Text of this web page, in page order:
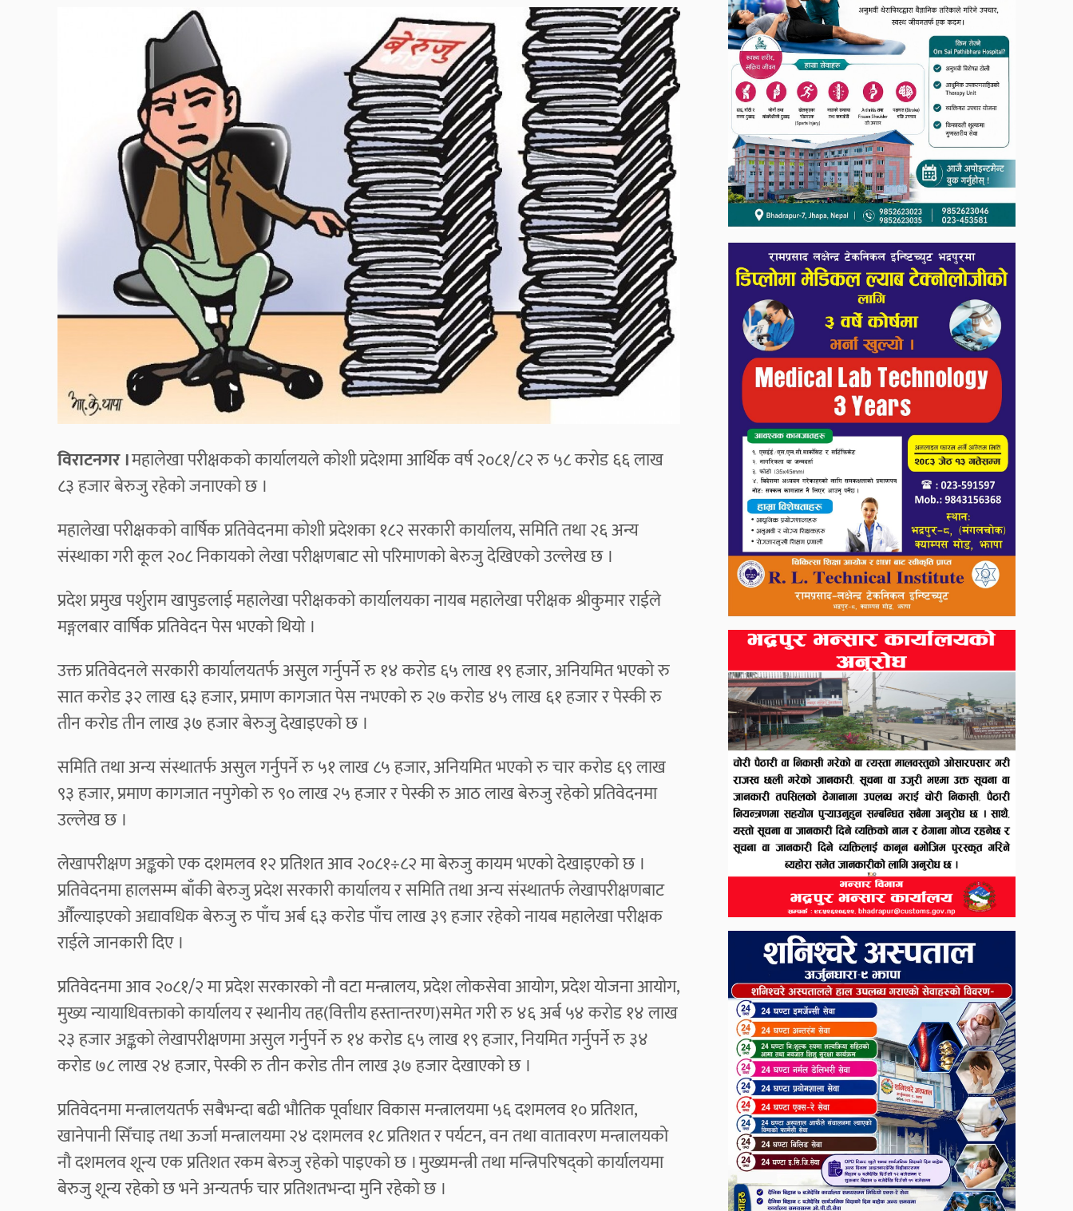
विराटनगर ।महालेखा परीक्षकको कार्यालयले कोशी प्रदेशमा आर्थिक वर्ष २०८१/८२ रु ५८ करोड ६६ लाख
८३ हजार बेरुजु रहेको जनाएको छ ।
महालेखा परीक्षकको वार्षिक प्रतिवेदनमा कोशी प्रदेशका १८२ सरकारी कार्यालय, समिति तथा २६ अन्य
संस्थाका गरी कूल २०८ निकायको लेखा परीक्षणबाट सो परिमाणको बेरुजु देखिएको उल्लेख छ ।
प्रदेश प्रमुख पर्शुराम खापुङलाई महालेखा परीक्षकको कार्यालयका नायब महालेखा परीक्षक श्रीकुमार राईले
मङ्गलबार वार्षिक प्रतिवेदन पेस भएको थियो ।
उक्त प्रतिवेदनले सरकारी कार्यालयतर्फ असुल गर्नुपर्ने रु १४ करोड ६५ लाख १९ हजार, अनियमित भएको रु
सात करोड ३२ लाख ६३ हजार, प्रमाण कागजात पेस नभएको रु २७ करोड ४५ लाख ६१ हजार र पेस्की रु
तीन करोड तीन लाख ३७ हजार बेरुजु देखाइएको छ ।
समिति तथा अन्य संस्थातर्फ असुल गर्नुपर्ने रु ५१ लाख ८५ हजार, अनियमित भएको रु चार करोड ६९ लाख
९३ हजार, प्रमाण कागजात नपुगेको रु ९० लाख २५ हजार र पेस्की रु आठ लाख बेरुजु रहेको प्रतिवेदनमा
उल्लेख छ ।
लेखापरीक्षण अङ्कको एक दशमलव १२ प्रतिशत आव २०८१÷८२ मा बेरुजु कायम भएको देखाइएको छ ।
प्रतिवेदनमा हालसम्म बाँकी बेरुजु प्रदेश सरकारी कार्यालय र समिति तथा अन्य संस्थातर्फ लेखापरीक्षणबाट
औँल्याइएको अद्यावधिक बेरुजु रु पाँच अर्ब ६३ करोड पाँच लाख ३९ हजार रहेको नायब महालेखा परीक्षक
राईले जानकारी दिए ।
प्रतिवेदनमा आव २०८१/२ मा प्रदेश सरकारको नौ वटा मन्त्रालय, प्रदेश लोकसेवा आयोग, प्रदेश योजना आयोग,
मुख्य न्यायाधिवक्ताको कार्यालय र स्थानीय तह(वित्तीय हस्तान्तरण)समेत गरी रु ४६ अर्ब ५४ करोड १४ लाख
२३ हजार अङ्कको लेखापरीक्षणमा असुल गर्नुपर्ने रु १४ करोड ६५ लाख १९ हजार, नियमित गर्नुपर्ने रु ३४
करोड ७८ लाख २४ हजार, पेस्की रु तीन करोड तीन लाख ३७ हजार देखाएको छ ।
प्रतिवेदनमा मन्त्रालयतर्फ सबैभन्दा बढी भौतिक पूर्वाधार विकास मन्त्रालयमा ५६ दशमलव १० प्रतिशत,
खानेपानी सिँचाइ तथा ऊर्जा मन्त्रालयमा २४ दशमलव १८ प्रतिशत र पर्यटन, वन तथा वातावरण मन्त्रालयको
नौ दशमलव शून्य एक प्रतिशत रकम बेरुजु रहेको पाइएको छ । मुख्यमन्त्री तथा मन्त्रिपरिषद्को कार्यालयमा
बेरुजु शून्य रहेको छ भने अन्यतर्फ चार प्रतिशतभन्दा मुनि रहेको छ ।